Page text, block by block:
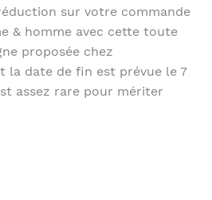
sur votre commande
& homme avec cette toute
proposée chez
la date de fin est prévue le 7
assez rare pour mériter